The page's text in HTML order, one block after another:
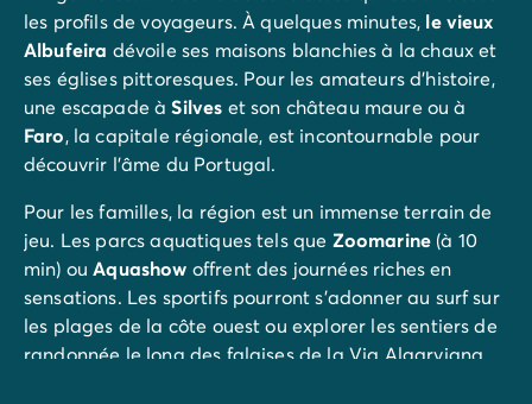
les profils de voyageurs. À quelques minutes, le vieux
Albufeira dévoile ses maisons blanchies à la chaux et
ses églises pittoresques. Pour les amateurs d'histoire,
une escapade àSilves et son château maure ou à
Faro, la capitale régionale, est incontournable pour
découvrir l'âme du Portugal.
Pour les familles, la région est un immense terrain de
jeu. Les parcs aquatiques tels que Zoomarine (à 10
min) ouAquashow offrent des journées riches en
sensations. Les sportifs pourront s'adonner au surf sur
les plages de la côte ouest ou explorer les sentiers de
randonnée le long des falaises de la Via Algarviana,